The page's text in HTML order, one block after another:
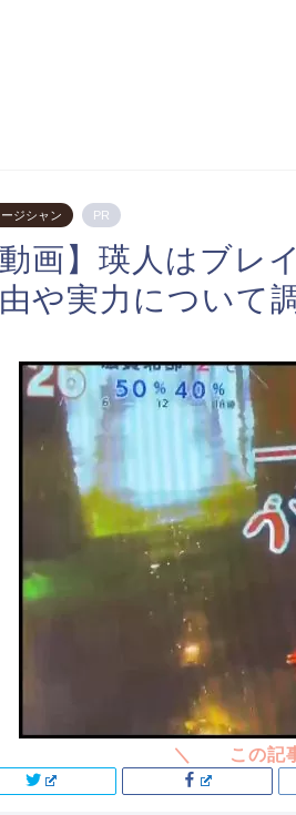
ージシャン PR
動画】瑛人はブレ
や実力について